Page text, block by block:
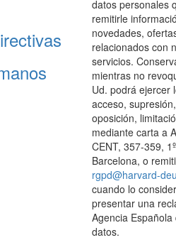
datos personales
remitirle
novedades,
relacionados con
servicios.
mientras no
Ud. podrá ejercer
acceso,
oposición,
mediante carta a
CENT, 357-359,
Barcelona, o
rgpd@harvard-
cuando lo
presentar una
Agencia
datos.